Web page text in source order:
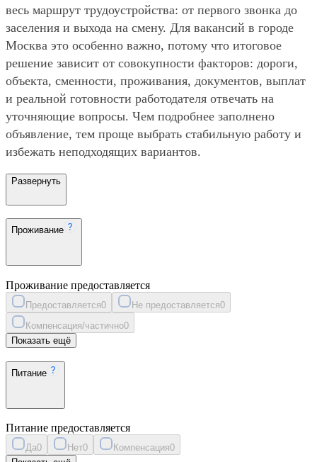
весь маршрут трудоустройства: от первого звонка до
заселения и выхода на смену. Для вакансий в городе
Москва это особенно важно, потому что итоговое
решение зависит от совокупности факторов: дороги,
объекта, сменности, проживания, документов, выплат
и реальной готовности работодателя отвечать на
уточняющие вопросы. Чем подробнее заполнено
объявление, тем проще выбрать стабильную работу и
избежать неподходящих вариантов.
Развернуть
Проживание
Проживание предоставляется
Предоставляется0 Не предоставляется0
Компенсация/частично0
Показать ещё
Питание
Питание предоставляется
Да0 Нет0 Компенсация0